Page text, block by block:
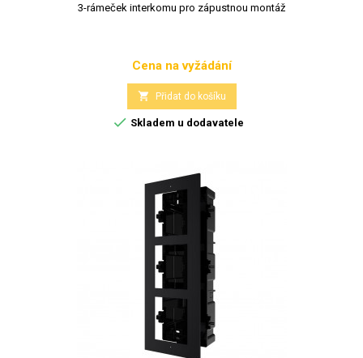
3-rámeček interkomu pro zápustnou montáž
Cena
Cena na vyžádání
 Přidat do košíku
 Skladem u dodavatele